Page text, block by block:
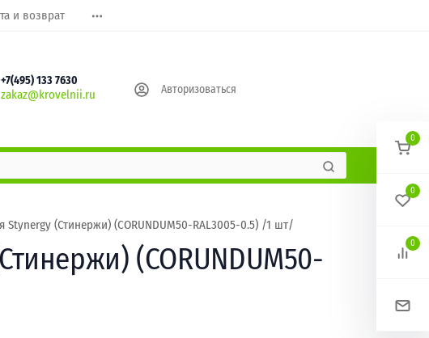
и возврат
+7(495) 133 7630
zakaz@krovelnii.ru Авторизоваться
Stynergy (Стинержи) (CORUNDUM50-RAL3005-0.5) /1 шт/
(CORUNDUM50-
0
0
0